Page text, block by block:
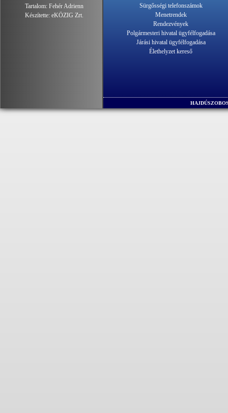
Tartalom: Fehér Adrienn
Készítette: eKÖZIG Zrt.
Sürgősségi telefonszámok
Menetrendek
Rendezvények
Polgármesteri hivatal ügyfélfogadása
Járási hivatal ügyfélfogadása
Élethelyzet kereső